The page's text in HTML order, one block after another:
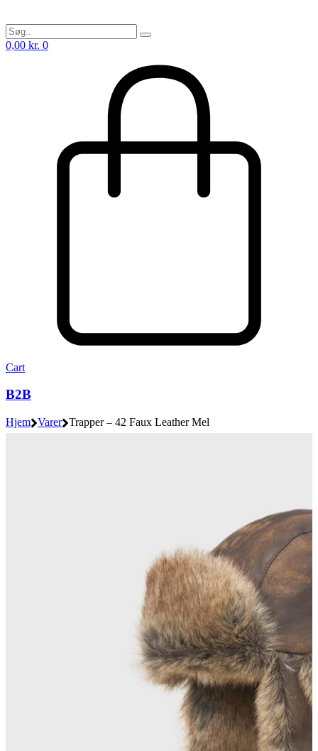
0,00 kr. 0
Cart
B2B
Hjem Varer Trapper – 42 Faux Leather Mel